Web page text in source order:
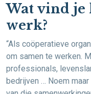
Wat vind je
werk?
“Als coöperatieve
om samen te werken.
professionals,
bedrijven … Noem